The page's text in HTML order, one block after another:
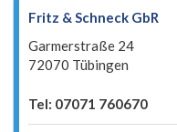
Fritz & Schneck GbR
Garmerstraße 24
72070 Tübingen
Tel: 07071 760670